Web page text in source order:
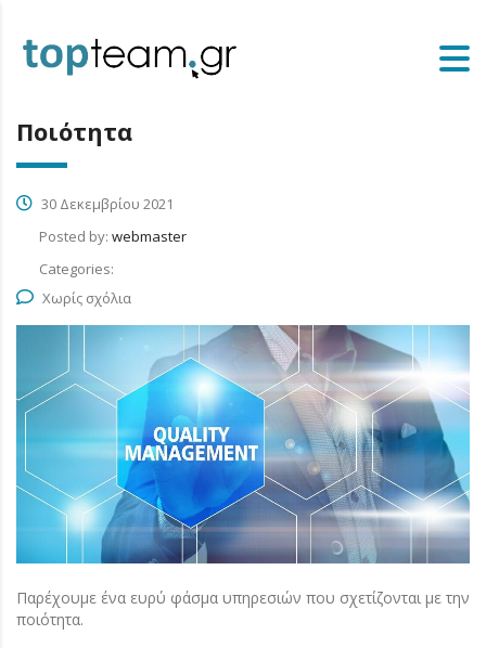
Ποιότητα
30 Δεκεμβρίου 2021
Posted by: webmaster
Categories:
Χωρίς σχόλια
Παρέχουμε ένα ευρύ φάσμα υπηρεσιών που σχετίζονται με την
ποιότητα.